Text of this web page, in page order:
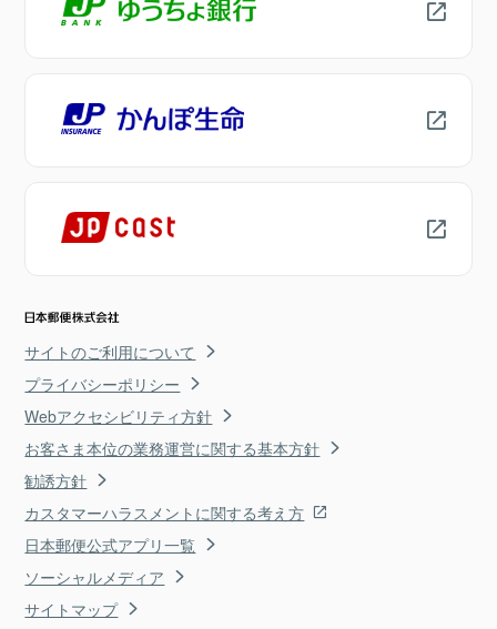
サイトのご利用について
プライバシーポリシー
Webアクセシビリティ方針
お客さま本位の業務運営に関する基本方針
勧誘方針
カスタマーハラスメントに関する考え方
日本郵便公式アプリ一覧
ソーシャルメディア
サイトマップ